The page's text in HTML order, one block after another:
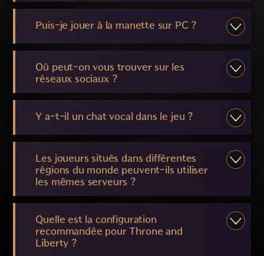
Puis-je jouer à la manette sur PC ?
Où peut-on vous trouver sur les
réseaux sociaux ?
Y a-t-il un chat vocal dans le jeu ?
Les joueurs situés dans différentes
régions du monde peuvent-ils utiliser
les mêmes serveurs ?
Quelle est la configuration
recommandée pour Throne and
Liberty ?